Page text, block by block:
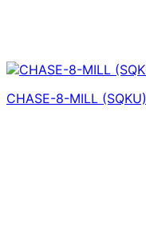
CHASE-8-MILL (SQKU)